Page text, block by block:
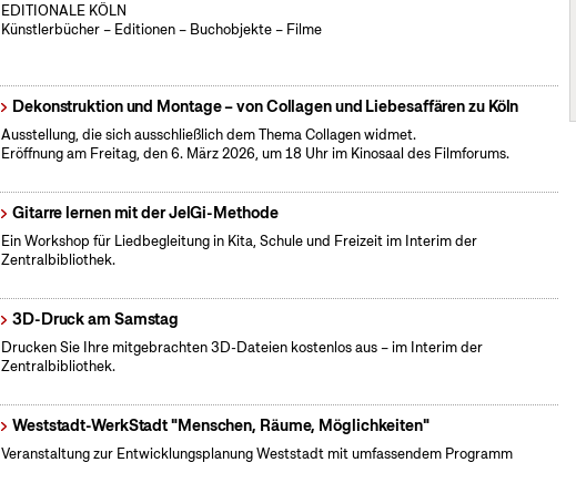
EDITIONALE KÖLN
Künstlerbücher – Editionen – Buchobjekte – Filme
Dekonstruktion und Montage – von Collagen und Liebesaffären zu Köln
Ausstellung, die sich ausschließlich dem Thema Collagen widmet.
Eröffnung am Freitag, den 6. März 2026, um 18 Uhr im Kinosaal des Filmforums.
Gitarre lernen mit der JelGi-Methode
Ein Workshop für Liedbegleitung in Kita, Schule und Freizeit im Interim der
Zentralbibliothek.
3D-Druck am Samstag
Drucken Sie Ihre mitgebrachten 3D-Dateien kostenlos aus – im Interim der
Zentralbibliothek.
Weststadt-WerkStadt "Menschen, Räume, Möglichkeiten"
Veranstaltung zur Entwicklungsplanung Weststadt mit umfassendem Programm